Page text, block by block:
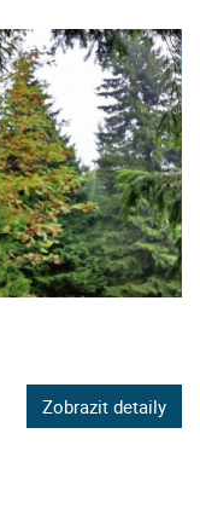
Zobrazit detaily